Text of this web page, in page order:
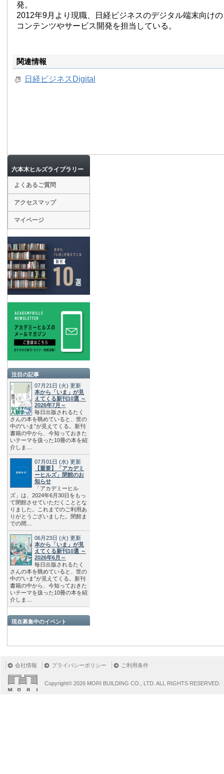
発。
2012年9月より現職、日経ビジネスのデジタル端末向けの
コンテンツやサービス開発を担当している。
関連情報
日経ビジネスDigital
六本木ヒルズライブラリー
よくあるご質問
アクセスマップ
マイページ
注目の記事
07月21日 (火) 更新
本から「いま」が見
えてくる新刊10選 ～
2026年7月～
毎日出版されるたく
さんの本を眺めていると、世の
中の“いま”が見えてくる。新刊
書籍の中から、今知っておきた
いテーマを扱った10冊の本を紹
介しま....
07月01日 (水) 更新
【重要】「アカデミ
ーヒルズ」閉館のお
知らせ
「アカデミーヒル
ズ」は、2024年6月30日をもっ
て閉館させていただくこととな
りました。これまでのご利用あ
りがとうございました。閉館ま
での間....
06月23日 (火) 更新
本から「いま」が見
えてくる新刊10選 ～
2026年6月～
毎日出版されるたく
さんの本を眺めていると、世の
中の“いま”が見えてくる。新刊
書籍の中から、今知っておきた
いテーマを扱った10冊の本を紹
介しま....
現在募集中のイベント
会社情報 プライバシーポリシー ご利用条件
Copyright© 2026 MORI BUILDING CO., LTD. ALL RIGHTS RESERVED.